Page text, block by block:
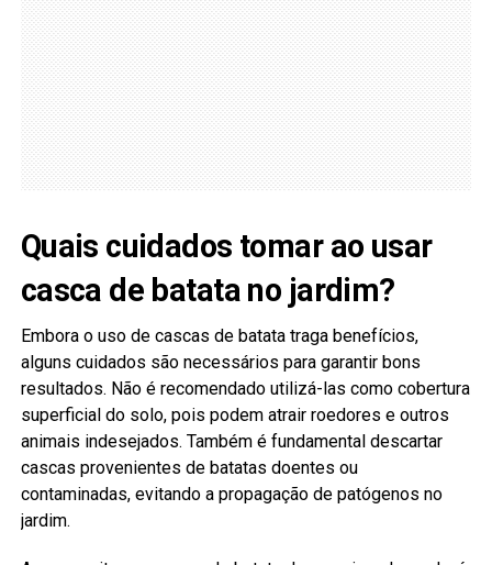
Quais cuidados tomar ao usar
casca de batata no jardim?
Embora o uso de cascas de batata traga benefícios,
alguns cuidados são necessários para garantir bons
resultados. Não é recomendado utilizá-las como cobertura
superficial do solo, pois podem atrair roedores e outros
animais indesejados. Também é fundamental descartar
cascas provenientes de batatas doentes ou
contaminadas, evitando a propagação de patógenos no
jardim.